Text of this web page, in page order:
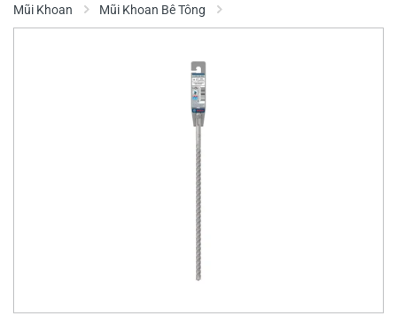
Mũi Khoan
Mũi Khoan Bê Tông